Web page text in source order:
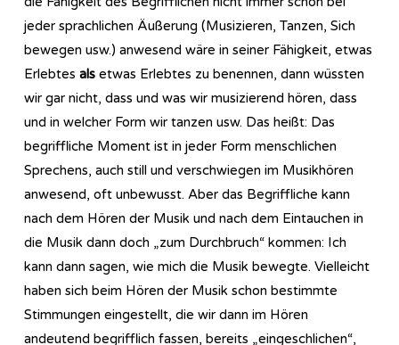
jeder sprachlichen Äußerung (Musizieren, Tanzen, Sich
bewegen usw.) anwesend wäre in seiner Fähigkeit, etwas
Erlebtes als etwas Erlebtes zu benennen, dann wüssten
wir gar nicht, dass und was wir musizierend hören, dass
und in welcher Form wir tanzen usw. Das heißt: Das
begriffliche Moment ist in jeder Form menschlichen
Sprechens, auch still und verschwiegen im Musikhören
anwesend, oft unbewusst. Aber das Begriffliche kann
nach dem Hören der Musik und nach dem Eintauchen in
die Musik dann doch „zum Durchbruch“ kommen: Ich
kann dann sagen, wie mich die Musik bewegte. Vielleicht
haben sich beim Hören der Musik schon bestimmte
Stimmungen eingestellt, die wir dann im Hören
andeutend begrifflich fassen, bereits „eingeschlichen“,